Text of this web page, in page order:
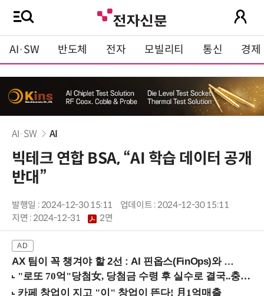
AI·SW 반도체 전자 모빌리티 통신 경제
AI·SW AI
빅테크 연합 BSA, “AI 학습 데이터 공개
반대”
발행일 : 2024-12-30 15:11
업데이트 : 2024-12-30 15:11
지면 :2024-12-31 2면
AX 팀이 꼭 챙겨야 할 2선 : AI 핀옵스(FinOps)와 토큰 거버넌스 (8/21 잠실역)